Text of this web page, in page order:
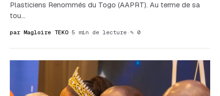
Plasticiens Renommés du Togo (AAPRT). Au terme de sa
tou…
par Magloire TEKO · 5 min de lecture · ✎ 0